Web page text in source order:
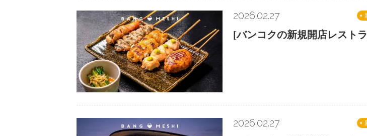
2026.02.27
[バンコクの新規開店レスト
2026.02.27